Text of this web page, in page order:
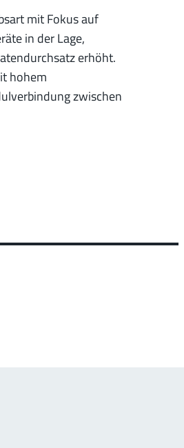
mit Fokus auf
in der Lage,
erhöht.
hohem
zwischen